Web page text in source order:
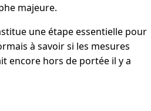
majeure.
une étape essentielle pour
à savoir si les mesures
encore hors de portée il y a